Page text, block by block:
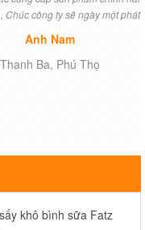
một phát triển...."
khô bình sữa Fatz